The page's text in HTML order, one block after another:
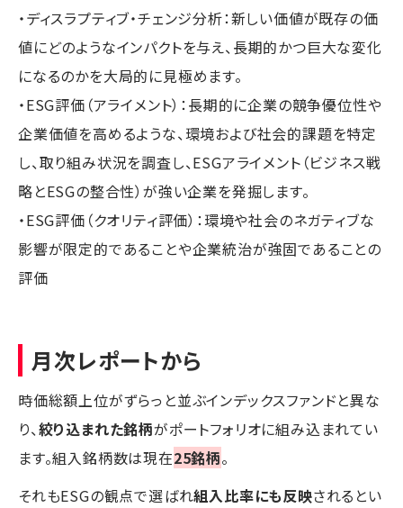
・ディスラプティブ・チェンジ分析：新しい価値が既存の価
値にどのようなインパクトを与え、長期的かつ巨大な変化
になるのかを大局的に見極めます。
・ESG評価（アライメント）：長期的に企業の競争優位性や
企業価値を高めるような、環境および社会的課題を特定
し、取り組み状況を調査し、ESGアライメント（ビジネス戦
略とESGの整合性）が強い企業を発掘します。
・ESG評価（クオリティ評価）：環境や社会のネガティブな
影響が限定的であることや企業統治が強固であることの
評価
月次レポートから
時価総額上位がずらっと並ぶインデックスファンドと異な
り、絞り込まれた銘柄がポートフォリオに組み込まれてい
ます。組入銘柄数は現在25銘柄。
それもESGの観点で選ばれ組入比率にも反映されるとい